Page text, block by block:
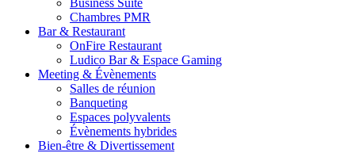
Business Suite
Chambres PMR
Bar & Restaurant
OnFire Restaurant
Ludico Bar & Espace Gaming
Meeting & Évènements
Salles de réunion
Banqueting
Espaces polyvalents
Évènements hybrides
Bien-être & Divertissement